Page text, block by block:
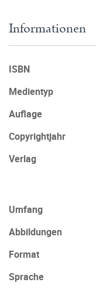
Informationen
ISBN
Medientyp
Auflage
Copyrightjahr
Verlag
Umfang
Abbildungen
Format
Sprache